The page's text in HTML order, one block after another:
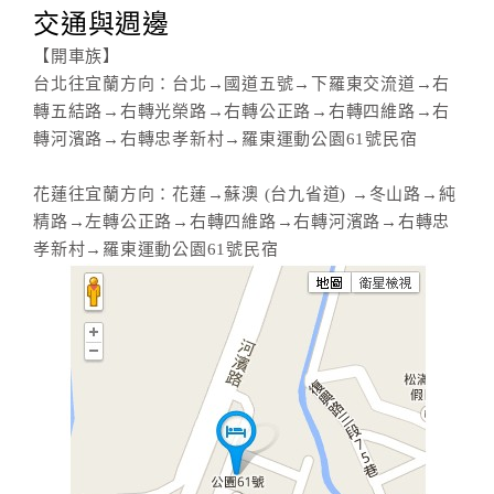
交通與週邊
【開車族】
台北往宜蘭方向：台北→國道五號→下羅東交流道→右
轉五結路→右轉光榮路→右轉公正路→右轉四維路→右
轉河濱路→右轉忠孝新村→羅東運動公園61號民宿
花蓮往宜蘭方向：花蓮→蘇澳 (台九省道) →冬山路→純
精路→左轉公正路→右轉四維路→右轉河濱路→右轉忠
孝新村→羅東運動公園61號民宿